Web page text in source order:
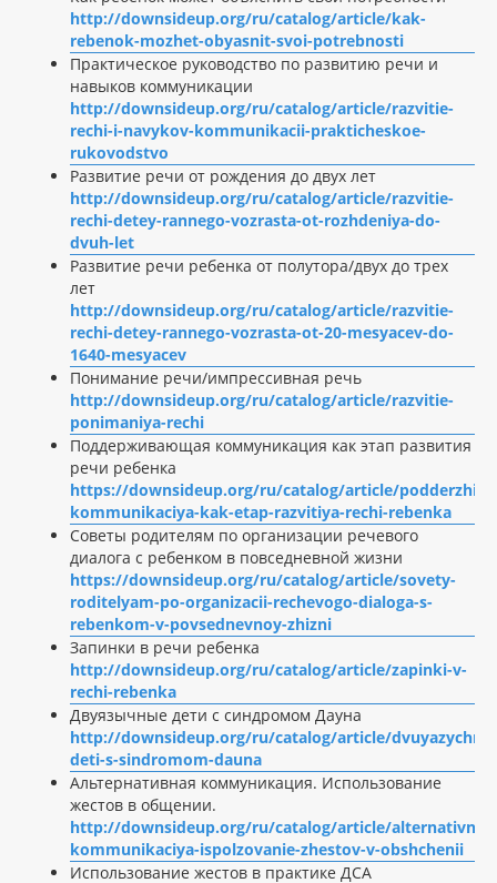
http://downsideup.org/ru/catalog/article/kak-
rebenok-mozhet-obyasnit-svoi-potrebnosti
Практическое руководство по развитию речи и
навыков коммуникации
http://downsideup.org/ru/catalog/article/razvitie-
rechi-i-navykov-kommunikacii-prakticheskoe-
rukovodstvo
Развитие речи от рождения до двух лет
http://downsideup.org/ru/catalog/article/razvitie-
rechi-detey-rannego-vozrasta-ot-rozhdeniya-do-
dvuh-let
Развитие речи ребенка от полутора/двух до трех
лет
http://downsideup.org/ru/catalog/article/razvitie-
rechi-detey-rannego-vozrasta-ot-20-mesyacev-do-
1640-mesyacev
Понимание речи/импрессивная речь
http://downsideup.org/ru/catalog/article/razvitie-
ponimaniya-rechi
Поддерживающая коммуникация как этап развития
речи ребенка
https://downsideup.org/ru/catalog/article/
kommunikaciya-kak-etap-razvitiya-rechi-rebenka
Советы родителям по организации речевого
диалога с ребенком в повседневной жизни
https://downsideup.org/ru/catalog/article/sovety-
roditelyam-po-organizacii-rechevogo-dialoga-s-
rebenkom-v-povsednevnoy-zhizni
Запинки в речи ребенка
http://downsideup.org/ru/catalog/article/zapinki-v-
rechi-rebenka
Двуязычные дети с синдромом Дауна
http://downsideup.org/ru/catalog/article/
deti-s-sindromom-dauna
Альтернативная коммуникация. Использование
жестов в общении.
http://downsideup.org/ru/catalog/article/
kommunikaciya-ispolzovanie-zhestov-v-obshchenii
Использование жестов в практике ДСА